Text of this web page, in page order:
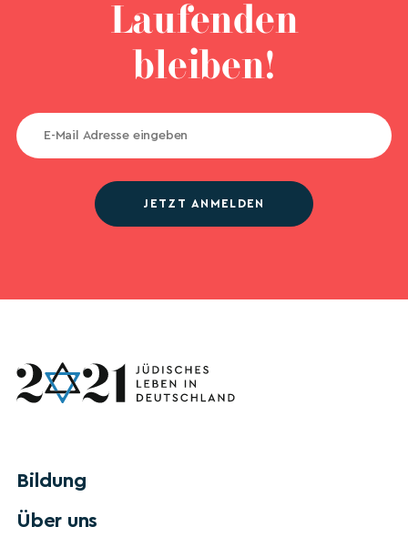
Laufenden
bleiben!
JETZT ANMELDEN
Bildung
Über uns